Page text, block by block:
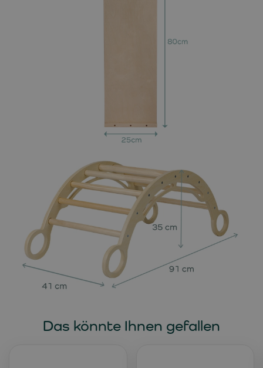
Das könnte Ihnen gefallen